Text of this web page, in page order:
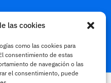
las cookies
como las cookies para
consentimiento de estas
de navegación o las
el consentimiento, puede